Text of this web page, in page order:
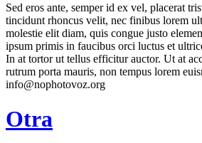
Sed eros ante, semper id ex vel, placerat
tincidunt rhoncus velit, nec finibus lorem
molestie elit diam, quis congue justo
ipsum primis in faucibus orci luctus et
In at tortor ut tellus efficitur auctor. Ut at
rutrum porta mauris, non tempus lorem
info@nophotovoz.org
Otra